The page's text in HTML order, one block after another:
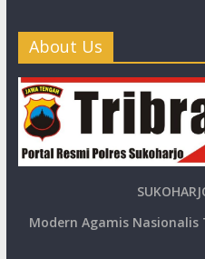
About Us
Modern Agamis